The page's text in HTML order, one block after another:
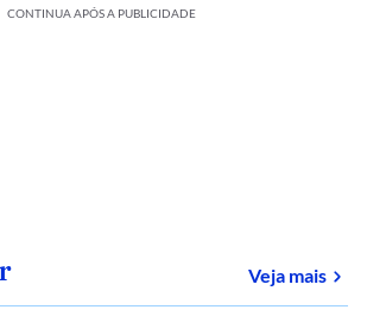
CONTINUA APÓS A PUBLICIDADE
Veja mais